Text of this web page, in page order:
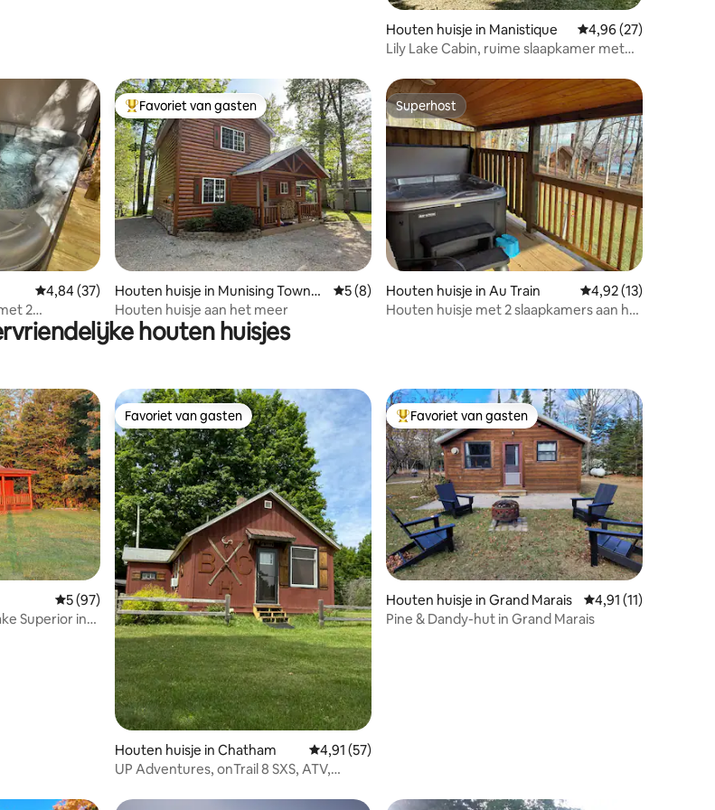
Houten huisje in Manistique Gemiddelde
4,96 (27)
Lily Lake Cabin, ruime slaapkamer met
92 recensies
Gemiddelde beoordeling van 4,84 uit 5, 37 recensies
4,84 (37)
2
Topfavoriet van gasten
Favoriet van gasten
Houten huisje in Munising Townsh
ip
Gemiddelde beoordeling van 5 uit 5, 8 recensies
5 (8)
Houten huisje aan het meer
Superhost
Superhost
Houten huisje in Au Train Gemiddelde
4,92 (13)
Houten huisje met 2 slaapkamers aan het
houten huisjes
15 recensiesGemiddelde beoordeling van 5 uit 5, 97 recensies
5 (97)
Superior in
Favoriet van gasten
Favoriet van gasten
Houten huisje in Chatham Gemiddelde beoordeling van 4,91 uit 5, 57 recensies
4,91 (57)
UP Adventures, onTrail 8 SXS, ATV,
Topfavoriet van gasten
Favoriet van gasten
Houten huisje in Grand Marais Gemiddelde
4,91 (11)
Pine & Dandy-hut in Grand Marais